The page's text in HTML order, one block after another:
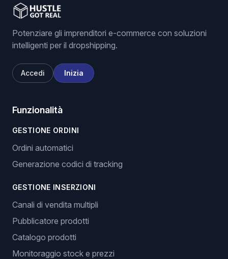
Potenziare gli imprenditori e-commerce con soluzioni
intelligenti per il dropshipping.
Accedi Inizia
Funzionalità
GESTIONE ORDINI
Ordini automatici
Generazione codici di tracking
GESTIONE INSERZIONI
Canali di vendita multipli
Pubblicatore prodotti
Catalogo prodotti
Monitoraggio stock e prezzi